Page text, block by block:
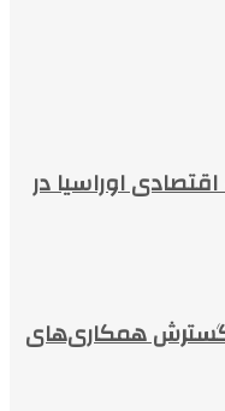
اقتصادی اوراسیا در
گسترش همکاری‌های